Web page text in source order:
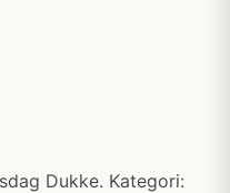
Dukke. Kategori: